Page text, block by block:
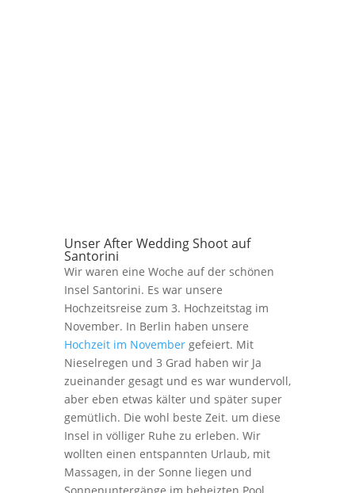
Unser After Wedding Shoot auf
Santorini
Wir waren eine Woche auf der schönen
Insel Santorini. Es war unsere
Hochzeitsreise zum 3. Hochzeitstag im
November. In Berlin haben unsere
Hochzeit im Novembergefeiert. Mit
Nieselregen und 3 Grad haben wir Ja
zueinander gesagt und es war wundervoll,
aber eben etwas kälter und später super
gemütlich. Die wohl beste Zeit. um diese
Insel in völliger Ruhe zu erleben. Wir
wollten einen entspannten Urlaub, mit
Massagen, in der Sonne liegen und